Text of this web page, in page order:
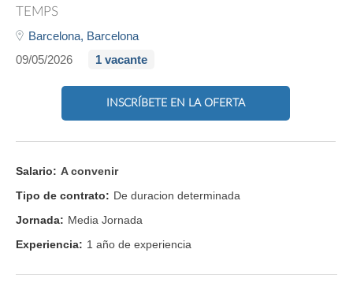
TEMPS
Barcelona, Barcelona
09/05/2026
1 vacante
INSCRÍBETE EN LA OFERTA
Salario: A convenir
Tipo de contrato: De duracion determinada
Jornada: Media Jornada
Experiencia: 1 año de experiencia